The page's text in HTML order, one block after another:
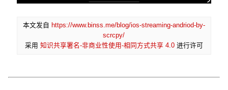
本文发自 https://www.binss.me/blog/ios-streaming-andriod-by-
scrcpy/
采用 知识共享署名-非商业性使用-相同方式共享 4.0进行许可